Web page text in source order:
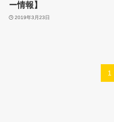
ー情報】
2019年3月23日
1